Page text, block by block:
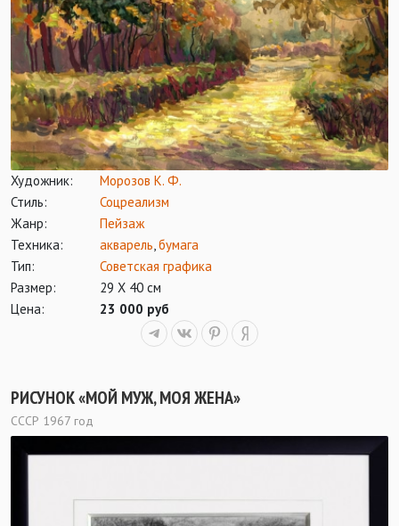
Художник:
Морозов К. Ф.
Стиль:
Соцреализм
Жанр:
Пейзаж
Техника:
акварель,бумага
Тип:
Советская графика
Размер:
29 X 40 см
Цена:
23 000 руб
РИСУНОК «МОЙ МУЖ, МОЯ ЖЕНА»
СССР 1967 год